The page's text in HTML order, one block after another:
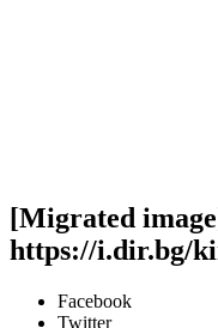
[Migrated
https://i.dir.bg/
Facebook
Twitter